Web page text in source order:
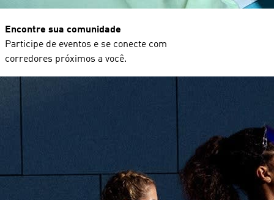
Encontre sua comunidade
Participe de eventos e se conecte com
corredores próximos a você.